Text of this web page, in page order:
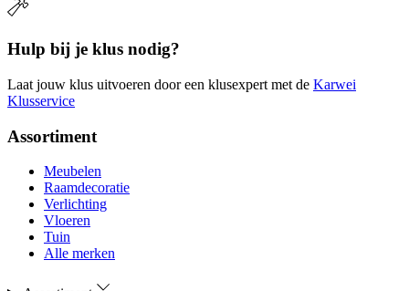
Hulp bij je klus nodig?
Laat jouw klus uitvoeren door een klusexpert met de Karwei
Klusservice
Assortiment
Meubelen
Raamdecoratie
Verlichting
Vloeren
Tuin
Alle merken